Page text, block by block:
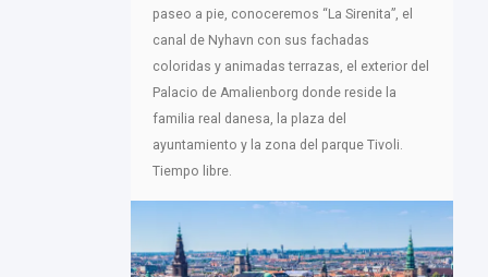
paseo a pie, conoceremos “La Sirenita”, el
canal de Nyhavn con sus fachadas
coloridas y animadas terrazas, el exterior del
Palacio de Amalienborg donde reside la
familia real danesa, la plaza del
ayuntamiento y la zona del parque Tivoli.
Tiempo libre.